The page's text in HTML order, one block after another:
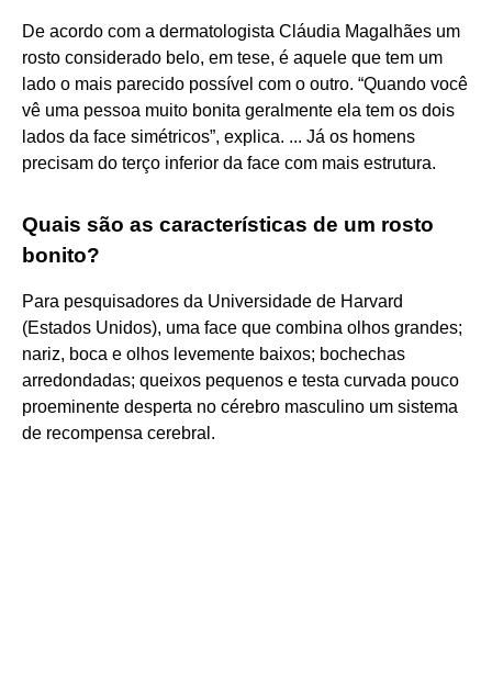
De acordo com a dermatologista Cláudia Magalhães um
rosto considerado belo, em tese, é aquele que tem um
lado o mais parecido possível com o outro. “Quando você
vê uma pessoa muito bonita geralmente ela tem os dois
lados da face simétricos”, explica. ... Já os homens
precisam do terço inferior da face com mais estrutura.
Quais são as características de um rosto
bonito?
Para pesquisadores da Universidade de Harvard
(Estados Unidos), uma face que combina olhos grandes;
nariz, boca e olhos levemente baixos; bochechas
arredondadas; queixos pequenos e testa curvada pouco
proeminente desperta no cérebro masculino um sistema
de recompensa cerebral.